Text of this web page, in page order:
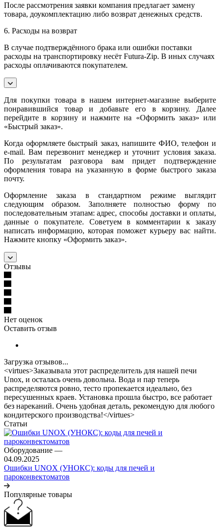
После рассмотрения заявки компания предлагает замену
товара, доукомплектацию либо возврат денежных средств.
6. Расходы на возврат
В случае подтверждённого брака или ошибки поставки
расходы на транспортировку несёт Futura-Zip. В иных случаях
расходы оплачиваются покупателем.
Для покупки товара в нашем интернет-магазине выберите
понравившийся товар и добавьте его в корзину. Далее
перейдите в корзину и нажмите на «Оформить заказ» или
«Быстрый заказ».
Когда оформляете быстрый заказ, напишите ФИО, телефон и
e-mail. Вам перезвонит менеджер и уточнит условия заказа.
По результатам разговора вам придет подтверждение
оформления товара на указанную в форме быстрого заказа
почту.
Оформление заказа в стандартном режиме выглядит
следующим образом. Заполняете полностью форму по
последовательным этапам: адрес, способы доставки и оплаты,
данные о покупателе. Советуем в комментарии к заказу
написать информацию, которая поможет курьеру вас найти.
Нажмите кнопку «Оформить заказ».
Отзывы
Нет оценок
Оставить отзыв
Загрузка отзывов...
<virtues>Заказывала этот распределитель для нашей печи
Unox, и осталась очень довольна. Вода и пар теперь
распределяются ровно, тесто пропекается идеально, без
пересушенных краев. Установка прошла быстро, все работает
без нареканий. Очень удобная деталь, рекомендую для любого
кондитерского производства!</virtues>
Статьи
Оборудование —
04.09.2025
Ошибки UNOX (УНОКС): коды для печей и
пароконвектоматов
Популярные товары